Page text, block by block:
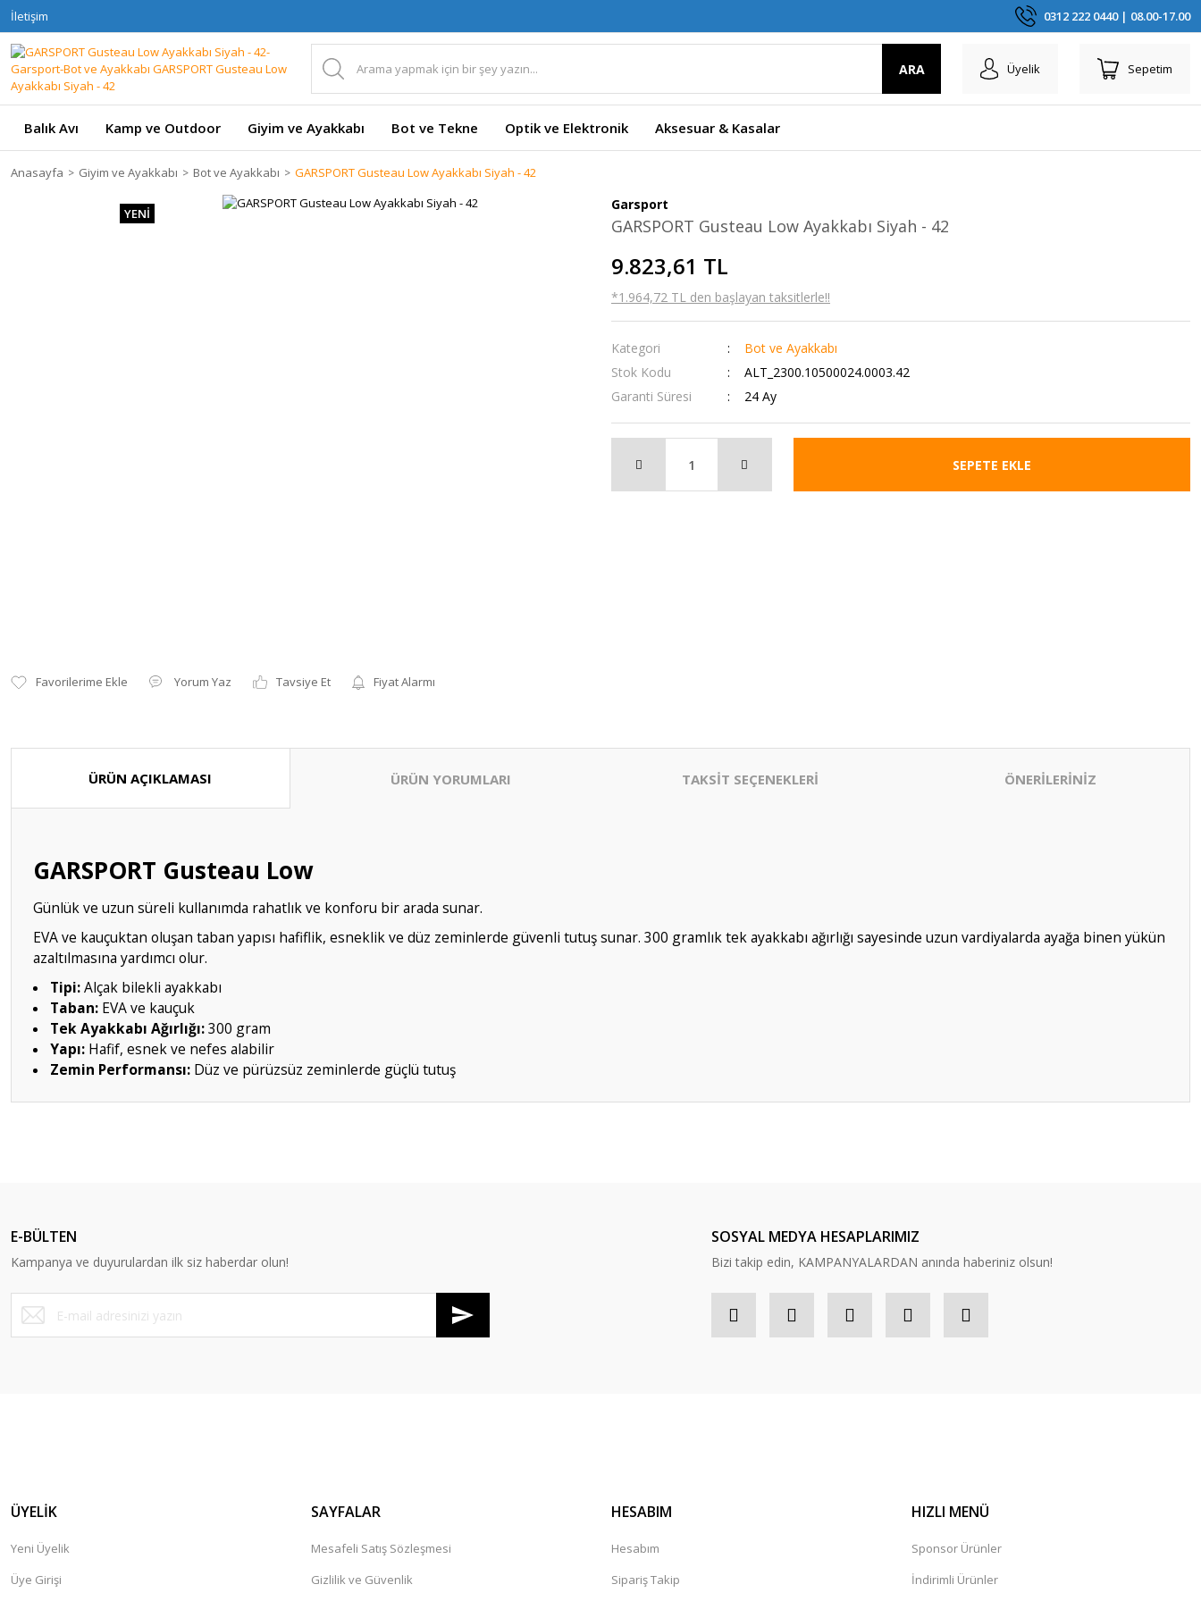
İletişim 0312 222 0440 | 08.00-17.00
ARA Üyelik Sepetim
Balık Avı Kamp ve Outdoor Giyim ve Ayakkabı Bot ve Tekne Optik ve Elektronik Aksesuar & Kasalar
Anasayfa Giyim ve Ayakkabı Bot ve Ayakkabı GARSPORT Gusteau Low Ayakkabı Siyah - 42
YENİ
Yorum Yaz Tavsiye Et Fiyat Alarmı
Garsport
GARSPORT Gusteau Low Ayakkabı Siyah - 42
9.823,61 TL
*1.964,72 TL den başlayan taksitlerle!!
Kategori
Bot ve Ayakkabı
Stok Kodu
ALT_2300.10500024.0003.42
Garanti Süresi
24 Ay
SEPETE EKLE
ÜRÜN AÇIKLAMASI ÜRÜN YORUMLARI TAKSİT SEÇENEKLERİ ÖNERİLERİNİZ
GARSPORT Gusteau Low
Günlük ve uzun süreli kullanımda rahatlık ve konforu bir arada sunar.
EVA ve kauçuktan oluşan taban yapısı hafiflik, esneklik ve düz zeminlerde güvenli tutuş sunar. 300 gramlık tek ayakkabı ağırlığı sayesinde uzun vardiyalarda ayağa binen yükün
azaltılmasına yardımcı olur.
Tipi:Alçak bilekli ayakkabı
Taban: EVA ve kauçuk
Tek Ayakkabı Ağırlığı:300 gram
Yapı: Hafif, esnek ve nefes alabilir
Zemin Performansı: Düz ve pürüzsüz zeminlerde güçlü tutuş
Ürün bilgilerinde hatalar bulunuyor.
Ürün fiyatı diğer sitelerden daha pahalı.
Bu ürüne benzer farklı alternatifler olmalı.
E-BÜLTEN
Kampanya ve duyurulardan ilk siz haberdar olun!
SOSYAL MEDYA HESAPLARIMIZ
Bizi takip edin, KAMPANYALARDAN anında haberiniz olsun!
ÜYELİK
Yeni Üyelik
Üye Girişi
SAYFALAR
Mesafeli Satış Sözleşmesi
Gizlilik ve Güvenlik
HESABIM
Hesabım
Sipariş Takip
HIZLI MENÜ
Sponsor Ürünler
İndirimli Ürünler